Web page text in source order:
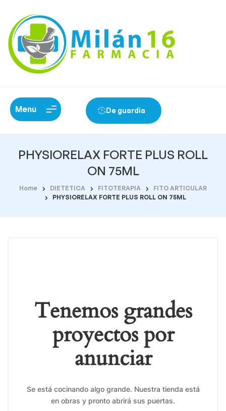
Menu De guardia
PHYSIORELAX FORTE PLUS ROLL
ON 75ML
Home DIETETICA FITOTERAPIA
FITO ARTICULAR
PHYSIORELAX FORTE PLUS ROLL ON 75ML
Tenemos grandes
proyectos por
anunciar
Se está cocinando algo grande. Nuestra tienda está
en obras y pronto abrirá sus puertas.